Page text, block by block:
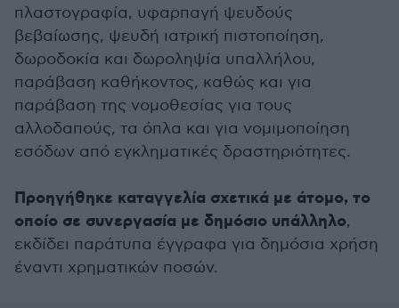
πλαστογραφία, υφαρπαγή ψευδούς
βεβαίωσης, ψευδή ιατρική πιστοποίηση,
δωροδοκία και δωροληψία υπαλλήλου,
παράβαση καθήκοντος, καθώς και για
παράβαση της νομοθεσίας για τους
αλλοδαπούς, τα όπλα και για νομιμοποίηση
εσόδων από εγκληματικές δραστηριότητες.
Προηγήθηκε καταγγελία σχετικά με άτομο, το
οποίο σε συνεργασία με δημόσιο υπάλληλο,
εκδίδει παράτυπα έγγραφα για δημόσια χρήση
έναντι χρηματικών ποσών.